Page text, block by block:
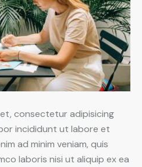
consectetur adipisicing
incididunt ut labore et
ad minim veniam, quis
laboris nisi ut aliquip ex ea